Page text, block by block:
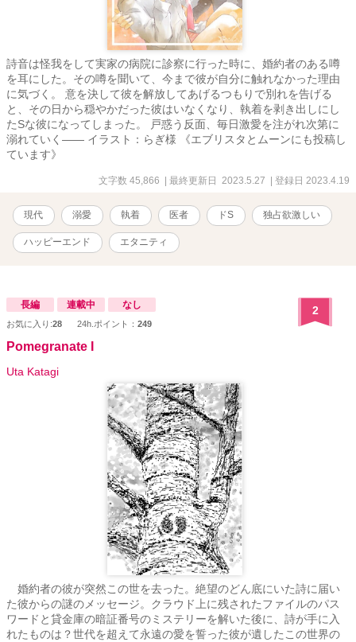
詩音は怪我をして実家の病院に診察に行った時に、婚約者のある噂
を耳にした。その噂を聞いて、今まで彼が自分に触れなかった理由
に気づく。 意を決して彼を解放してあげるつもりで別れを告げる
と、その日から穏やかだった彼はいなくなり、執着を剥き出しにし
たSな彼になってしまった。 戸惑う反面、毎日激愛を注がれ次第に
溺れていく―― イラスト：らぎ様 《エブリスタとムーンにも投稿し
ています》
文字数 45,866 | 最終更新日 2023.5.27 | 登録日 2023.4.19
現代 溺愛 執着 医者 ドS 独占欲激しい
ハッピーエンド エタニティ
長編 連載中 なし
お気に入り:28 24h.ポイント： 249
2
Pomegranate I
Uta Katagi
婚約者の彼が突然この世を去った。絶望のどん底にいた詩に届い
た彼からの謎のメッセージ。クラウド上に残されたファイルのパス
ワードと貸金庫の暗証番号のミステリーを解いた後に、詩が手に入
れたものは？世代を超えて永遠の愛を誓った彼が遺したこの世界の